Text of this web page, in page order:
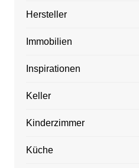
Hersteller
Immobilien
Inspirationen
Keller
Kinderzimmer
Küche